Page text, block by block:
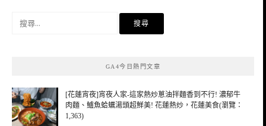
GA4今日熱門文章
[花蓮宵夜]宵夜人家-這家熱炒蔥油拌麵香到不行! 濃郁牛
肉麵、鱸魚蛤蠣湯頭超鮮美! 花蓮熱炒，花蓮美食(瀏覽：
1,363)